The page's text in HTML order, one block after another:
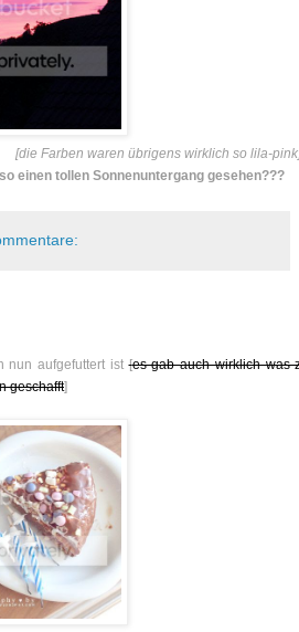
[die Farben waren übrigens wirklich so lila-
einen tollen Sonnenuntergang gesehen???
nun aufgefuttert ist[es gab auch wirklich was
geschafft]